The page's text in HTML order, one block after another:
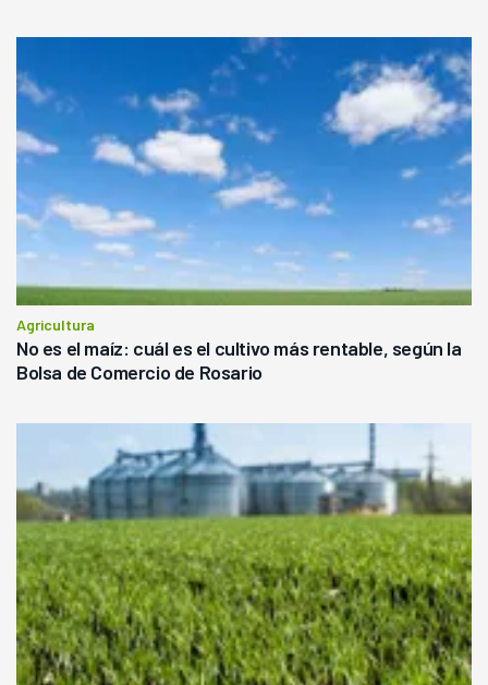
Agricultura
No es el maíz: cuál es el cultivo más rentable, según la
Bolsa de Comercio de Rosario